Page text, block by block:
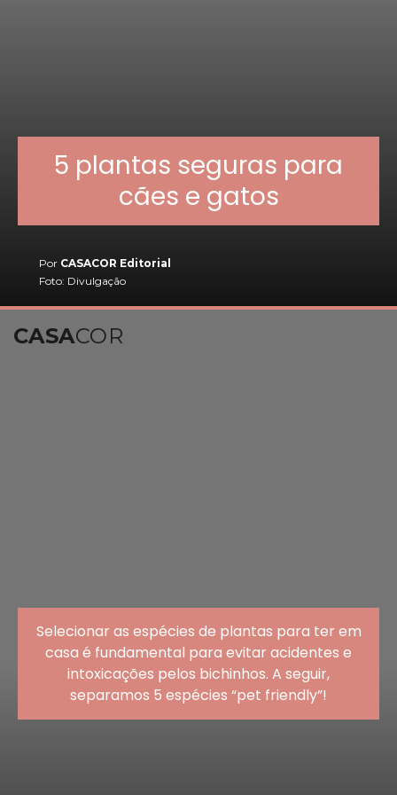
5 plantas seguras para
cães e gatos
Por CASACOR Editorial
Foto: Divulgação
Selecionar as espécies de plantas para ter em
casa é fundamental para evitar acidentes e
intoxicações pelos bichinhos. A seguir,
separamos 5 espécies “pet friendly”!
CASACOR